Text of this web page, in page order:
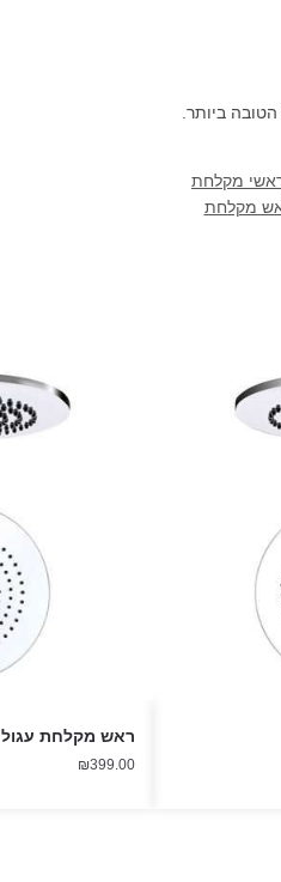
ביותר.
מקלחת
מקלחת
ראש מקלחת עגול
₪399.00